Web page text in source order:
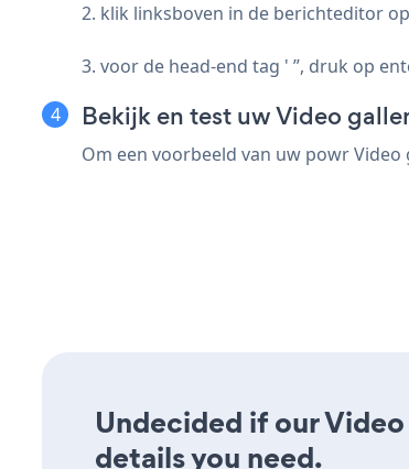
2. klik linksboven in de berichteditor
3. voor de head-end tag ' ”, druk op
Bekijk en test uw Video
Om een voorbeeld van uw powr
Undecided if our
details you need.